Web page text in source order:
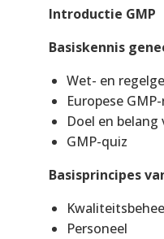
Introductie GMP
Basiskennis
Wet- en
Europese
Doel en belang
GMP-quiz
Basisprincipes
Personeel